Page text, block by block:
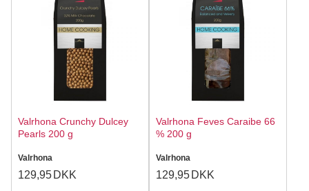
Valrhona Crunchy Dulcey
Pearls 200 g
Valrhona
129,95 DKK
Valrhona Feves Caraibe 66
% 200 g
Valrhona
129,95 DKK